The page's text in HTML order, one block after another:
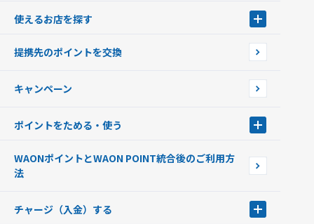
WAONを申込む
インターネット上でのお買い物について（ネット決済）
使えるお店を探す
店舗検索
イオン銀行ATM設置場所
提携先のポイントを交換
キャンペーン
ポイントをためる・使う
ポイントの有効期限について
WAONポイントとWAON POINT統合後のご利用方
法
チャージ（入金）する